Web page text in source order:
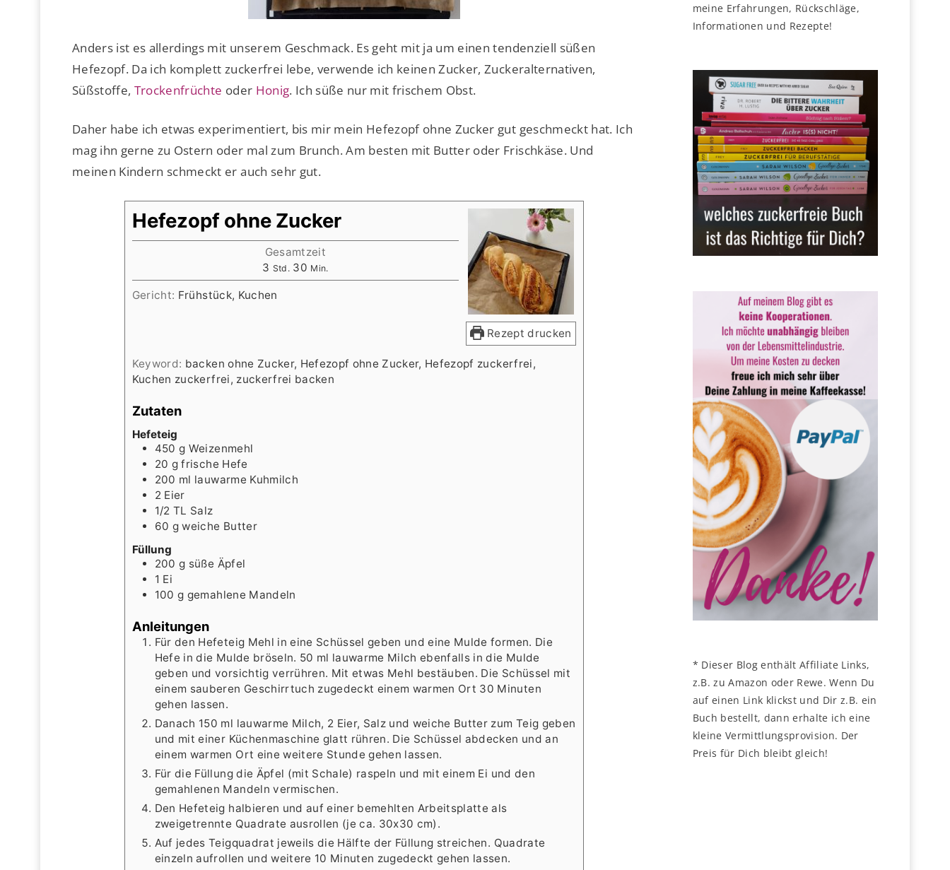
Anders ist es allerdings mit unserem Geschmack. Es geht mit ja um einen tendenziell süßen
Hefezopf. Da ich komplett zuckerfrei lebe, verwende ich keinen Zucker, Zuckeralternativen,
Süßstoffe, Trockenfrüchte oder Honig. Ich süße nur mit frischem Obst.
Daher habe ich etwas experimentiert, bis mir mein Hefezopf ohne Zucker gut geschmeckt hat. Ich
mag ihn gerne zu Ostern oder mal zum Brunch. Am besten mit Butter oder Frischkäse. Und
meinen Kindern schmeckt er auch sehr gut.
Rezept drucken
Hefezopf ohne Zucker
Gesamtzeit
3 Stunden
Std. 30Minuten
Min.
Gericht: Frühstück, Kuchen
Keyword: backen ohne Zucker, Hefezopf ohne Zucker, Hefezopf zuckerfrei,
Kuchen zuckerfrei, zuckerfrei backen
Zutaten
Hefeteig
450 g Weizenmehl
20 g frische Hefe
200 ml lauwarme Kuhmilch
2 Eier
1/2 TL Salz
60 g weiche Butter
Füllung
200 g süße Äpfel
1 Ei
100 g gemahlene Mandeln
Anleitungen
Für den Hefeteig Mehl in eine Schüssel geben und eine Mulde formen. Die
Hefe in die Mulde bröseln. 50 ml lauwarme Milch ebenfalls in die Mulde
geben und vorsichtig verrühren. Mit etwas Mehl bestäuben. Die Schüssel mit
einem sauberen Geschirrtuch zugedeckt einem warmen Ort 30 Minuten
gehen lassen.
Danach 150 ml lauwarme Milch, 2 Eier, Salz und weiche Butter zum Teig geben
und mit einer Küchenmaschine glatt rühren. Die Schüssel abdecken und an
einem warmen Ort eine weitere Stunde gehen lassen.
Für die Füllung die Äpfel (mit Schale) raspeln und mit einem Ei und den
gemahlenen Mandeln vermischen.
Den Hefeteig halbieren und auf einer bemehlten Arbeitsplatte als
zweigetrennte Quadrate ausrollen (je ca. 30x30 cm).
Auf jedes Teigquadrat jeweils die Hälfte der Füllung streichen. Quadrate
einzeln aufrollen und weitere 10 Minuten zugedeckt gehen lassen.
meine Erfahrungen, Rückschläge,
Informationen und Rezepte!
* Dieser Blog enthält Affiliate Links,
z.B. zu Amazon oder Rewe. Wenn Du
auf einen Link klickst und Dir z.B. ein
Buch bestellt, dann erhalte ich eine
kleine Vermittlungsprovision. Der
Preis für Dich bleibt gleich!